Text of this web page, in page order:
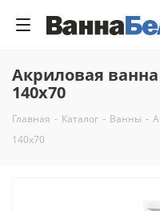
Акриловая
140x70
Главная - Каталог - Ванны -
140x70